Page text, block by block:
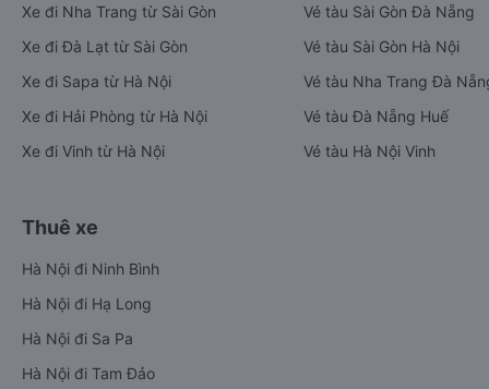
Xe đi Nha Trang từ Sài Gòn
Xe đi Đà Lạt từ Sài Gòn
Xe đi Sapa từ Hà Nội
Xe đi Hải Phòng từ Hà Nội
Xe đi Vinh từ Hà Nội
Vé tàu Sài Gòn Đà Nẵng
Vé tàu Sài Gòn Hà Nội
Vé tàu Nha Trang Đà
Vé tàu Đà Nẵng Huế
Vé tàu Hà Nội Vinh
Thuê xe
Hà Nội đi Ninh Bình
Hà Nội đi Hạ Long
Hà Nội đi Sa Pa
Hà Nội đi Tam Đảo